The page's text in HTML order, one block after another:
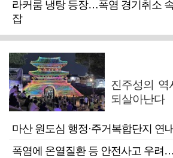
라커룸 냉탕 등장…폭염 경기취소
잡
진주성의 역
되살아난다
마산 원도심 행정·주거복합단지 연
폭염에 온열질환 등 안전사고 우려…